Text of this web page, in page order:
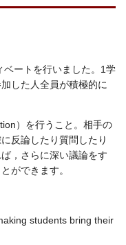
ートを行いました。1学
した人全員が積極的に
）を行うこと。相手の
反論したり質問したり
，さらに深い議論をす
ができます。
students bring their